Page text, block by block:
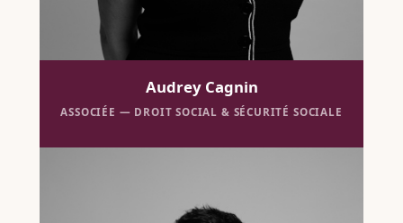
Audrey Cagnin
ASSOCIÉE — DROIT SOCIAL & SÉCURITÉ SOCIALE